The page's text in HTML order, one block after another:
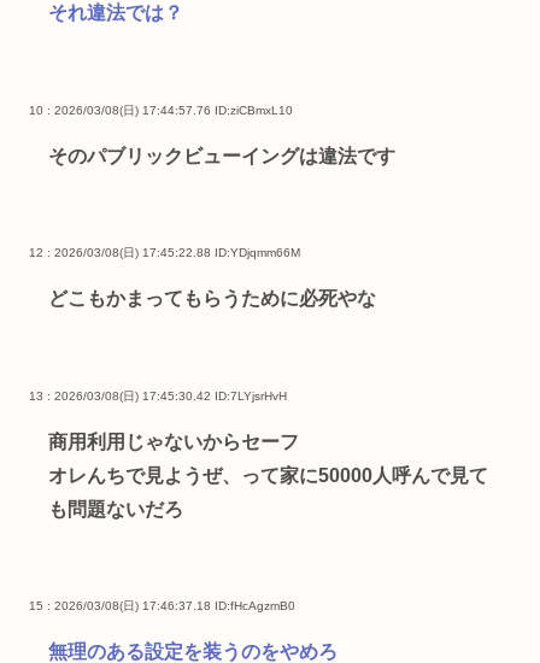
それ違法では？
10 : 2026/03/08(日) 17:44:57.76 ID:ziCBmxL10
そのパブリックビューイングは違法です
12 : 2026/03/08(日) 17:45:22.88 ID:YDjqmm66M
どこもかまってもらうために必死やな
13 : 2026/03/08(日) 17:45:30.42 ID:7LYjsrHvH
商用利用じゃないからセーフ
オレんちで見ようぜ、って家に50000人呼んで見て
も問題ないだろ
15 : 2026/03/08(日) 17:46:37.18 ID:fHcAgzmB0
無理のある設定を装うのをやめろ